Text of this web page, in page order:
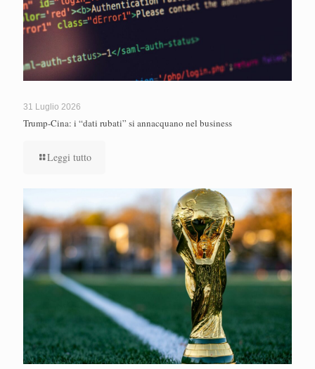
31 Luglio 2026
Trump-Cina: i “dati rubati” si annacquano nel business
Leggi tutto